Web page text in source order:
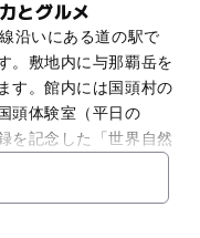
とグルメ
沿いにある道の駅で
。敷地内に与那覇岳を
す。館内には国頭村の
頭体験室（平日の
を記念した「世界自然